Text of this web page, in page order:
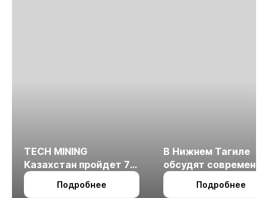
TECH MINING
Казахстан пройдет 7
октября в Алматы
Подробнее
В Нижнем Тагиле
обсудят
технологии
измельчения
Подробнее